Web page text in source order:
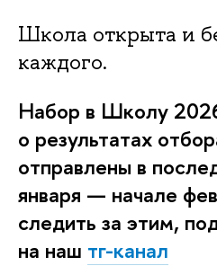
Школа открыта и
каждого.
Набор в Школу
о результатах
отправлены в
января — начале
следить за этим,
на наш тг-канал